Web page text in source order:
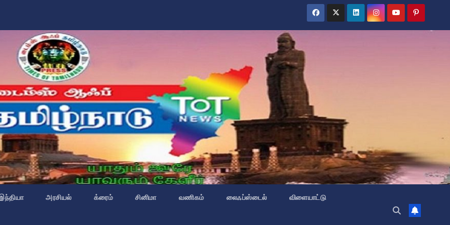
அரசியல் க்ரைம் சினிமா வணிகம் லைஃப்ஸ்டைல் விளையாட்டு